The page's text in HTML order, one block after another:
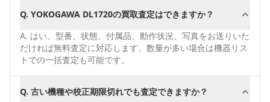
Q. YOKOGAWA DL1720の買取査定はできますか？
A. はい。型番、状態、付属品、動作状況、写真をお送りいた
だければ無料査定に対応します。数量が多い場合は機器リス
トでの一括査定も可能です。
Q. 古い機種や校正期限切れでも査定できますか？